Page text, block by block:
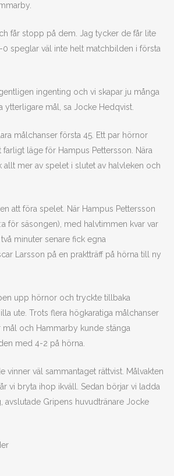
får stopp på dem. Jag tycker de får lite
speglar väl inte helt matchbilden i första
ingenting och vi skapar ju många
ytterligare mål, sa Jocke Hedqvist.
målchanser första 45. Ett par hörnor
läge för Hampus Pettersson. Nära
allt mer av spelet i slutet av halvleken och
att föra spelet. När Hampus Pettersson
för säsongen), med halvtimmen kvar var
minuter senare fick egna
Larsson på en praktträff på hörna till ny
upp hörnor och tryckte tillbaka
ute. Trots flera högkaratiga målchanser
och Hammarby kunde stänga
med 4-2 på hörna.
vinner väl sammantaget rättvist. Målvakten
vi bryta ihop ikväll. Sedan börjar vi ladda
avslutade Gripens huvudtränare Jocke